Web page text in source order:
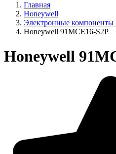
Главная
Honeywell
Электронные компоненты
Honeywell 91MCE16-S2P
Honeywell